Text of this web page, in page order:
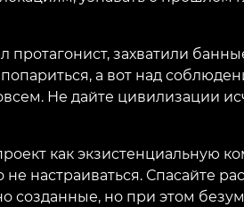
протагонист, захватили
а вот над
Не дайте цивилизации
как экзистенциальную
не настраиваться. Спасайте
созданные, но при этом